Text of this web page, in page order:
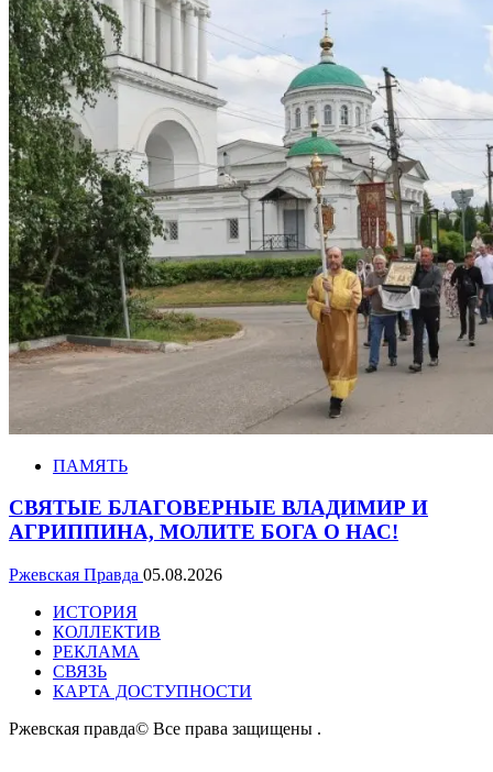
ПАМЯТЬ
СВЯТЫЕ БЛАГОВЕРНЫЕ ВЛАДИМИР И
АГРИППИНА, МОЛИТЕ БОГА О НАС!
Ржевская Правда 05.08.2026
ИСТОРИЯ
КОЛЛЕКТИВ
РЕКЛАМА
СВЯЗЬ
КАРТА ДОСТУПНОСТИ
Ржевская правда© Все права защищены .